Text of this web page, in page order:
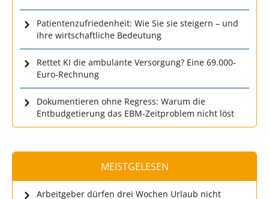
Patientenzufriedenheit: Wie Sie sie steigern – und
ihre wirtschaftliche Bedeutung
Rettet KI die ambulante Versorgung? Eine 69.000-
Euro-Rechnung
Dokumentieren ohne Regress: Warum die
Entbudgetierung das EBM-Zeitproblem nicht löst
MEISTGELESEN
Arbeitgeber dürfen drei Wochen Urlaub nicht